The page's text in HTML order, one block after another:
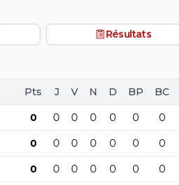
Résultats
Pts J V N D BP BC
0 0 0 0 0 0 0
0 0 0 0 0 0 0
0 0 0 0 0 0 0